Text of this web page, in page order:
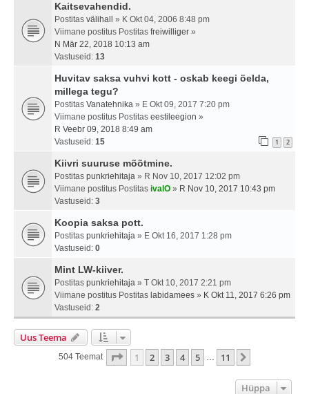
Kaitsevahendid.
Postitas välihall
» K Okt 04, 2006 8:48 pm
Viimane postitus Postitas freiwilliger »
N Mär 22, 2018 10:13 am
Vastuseid: 13
Huvitav saksa vuhvi kott - oskab keegi öelda,
millega tegu?
Postitas Vanatehnika » E Okt 09, 2017 7:20 pm
Viimane postitus Postitas eestileegion »
R Veebr 09, 2018 8:49 am
Vastuseid: 15 1 2
Kiivri suuruse mõõtmine.
Postitas punkriehitaja » R Nov 10, 2017 12:02 pm
Viimane postitus Postitas ivalO » R Nov 10, 2017 10:43 pm
Vastuseid: 3
Koopia saksa pott.
Postitas punkriehitaja » E Okt 16, 2017 1:28 pm
Vastuseid: 0
Mint LW-kiiver.
Postitas punkriehitaja » T Okt 10, 2017 2:21 pm
Viimane postitus Postitas labidamees » K Okt 11, 2017 6:26 pm
Vastuseid: 2
Uus Teema
504 Teemat . Leht11 -st
1 2 3 4 5 … 11
Hüppa